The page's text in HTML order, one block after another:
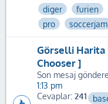
diger
furien
pro
soccerjam
Görselli Harita
Chooser ]
Son mesaj
1:13 pm
Cevaplar: 241